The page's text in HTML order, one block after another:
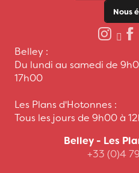
Nous
Belley :
Du lundi au samedi de
17h00
Les Plans d'Hotonnes :
Tous les jours de 9h00 à
Belley - Les
+33 (0)4